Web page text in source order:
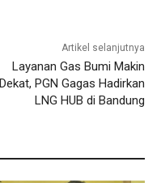
Artikel selanjutnya
Layanan Gas Bumi Makin
Dekat, PGN Gagas Hadirkan
LNG HUB di Bandung